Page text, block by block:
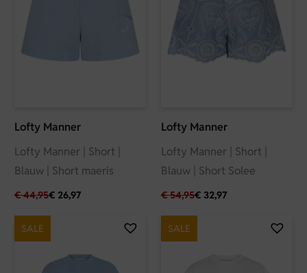
Lofty Manner
Lofty Manner | Short |
Blauw | Short maeris
€44,95€ 26,97
Lofty Manner
Lofty Manner | Short |
Blauw | Short Solee
€54,95€ 32,97
SALE SALE